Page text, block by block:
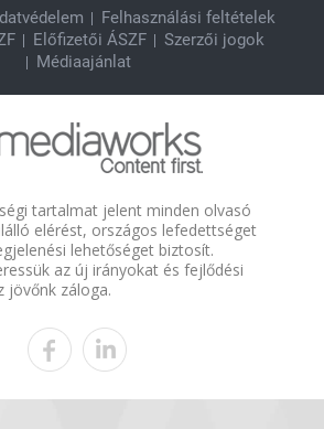
Felhasználási feltételek
Előfizetői ÁSZF
Szerzői jogok
Médiaajánlat
tartalmat jelent minden olvasó
elérést, országos lefedettséget
lehetőséget biztosít.
az új irányokat és fejlődési
jövőnk záloga.